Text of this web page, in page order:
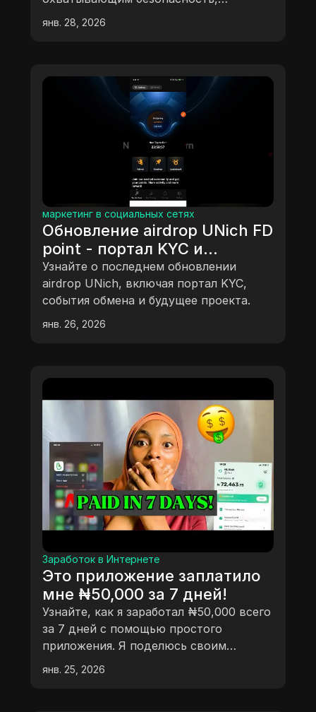
удобство использования,
производительность, ценообразование
2026 году.
янв. 28, 2026
маркетинг в социальных сетях
Обновление airdrop UNich FD
point - портал KYC и
события обмена
Узнайте о последнем обновлении
airdrop UNich, включая портал KYC,
события обмена и будущее проекта.
янв. 26, 2026
Заработок в Интернете
Это приложение заплатило
мне ₦50,000 за 7 дней!
Узнайте, как я заработал ₦50,000 всего
за 7 дней с помощью простого
приложения. Я поделюсь своим
опытом и советами, как вы тоже
можете начать зарабатывать.
янв. 25, 2026